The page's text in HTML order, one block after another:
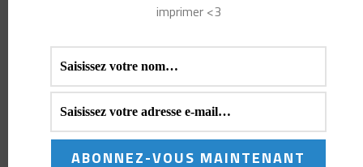
POUR SUIVRE TES
RANGS AVEC MAGIE
sur 5
imprimer <3